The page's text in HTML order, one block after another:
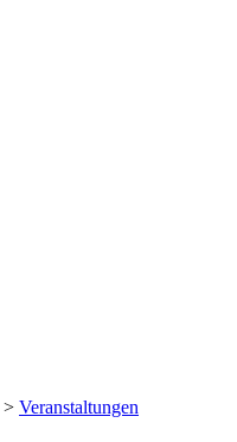
> Veranstaltungen